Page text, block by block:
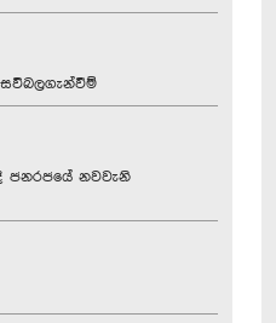
සවිබලගැන්වීම්
ජනරජයේ නවවැනි